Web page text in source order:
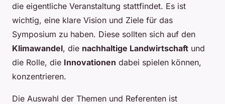
die eigentliche Veranstaltung stattfindet. Es ist
wichtig, eine klare Vision und Ziele für das
Symposium zu haben. Diese sollten sich auf den
Klimawandel, die nachhaltige Landwirtschaft und
die Rolle, die Innovationen dabei spielen können,
konzentrieren.
Die Auswahl der Themen und Referenten ist